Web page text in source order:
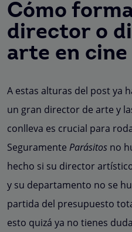
Cómo
director o
arte en cine
A estas alturas del post ya
un gran director de arte y
conlleva es crucial para
Seguramente Parásitos no
hecho si su director
y su departamento no se
partida del presupuesto
esto quizá ya no tienes